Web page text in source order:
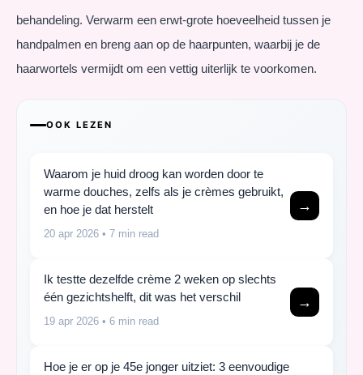
behandeling. Verwarm een erwt-grote hoeveelheid tussen je
handpalmen en breng aan op de haarpunten, waarbij je de
haarwortels vermijdt om een vettig uiterlijk te voorkomen.
OOK LEZEN
Waarom je huid droog kan worden door te
warme douches, zelfs als je crèmes gebruikt,
en hoe je dat herstelt
20 apr 2026 • 7 min read
→
Ik testte dezelfde crème 2 weken op slechts
één gezichtshelft, dit was het verschil
19 apr 2026 • 6 min read
→
Hoe je er op je 45e jonger uitziet: 3 eenvoudige